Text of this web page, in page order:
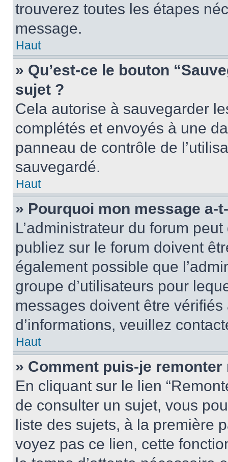
trouverez toutes les étapes
message.
Haut
» Qu’est-ce le bouton
sujet ?
Cela autorise à sauvegarder
complétés et envoyés à une
panneau de contrôle de
sauvegardé.
Haut
» Pourquoi mon message a-
L’administrateur du forum
publiez sur le forum doivent
également possible que
groupe d’utilisateurs pour
messages doivent être
d’informations, veuillez
Haut
» Comment puis-je
En cliquant sur le lien
de consulter un sujet, vous
liste des sujets, à la première
voyez pas ce lien, cette